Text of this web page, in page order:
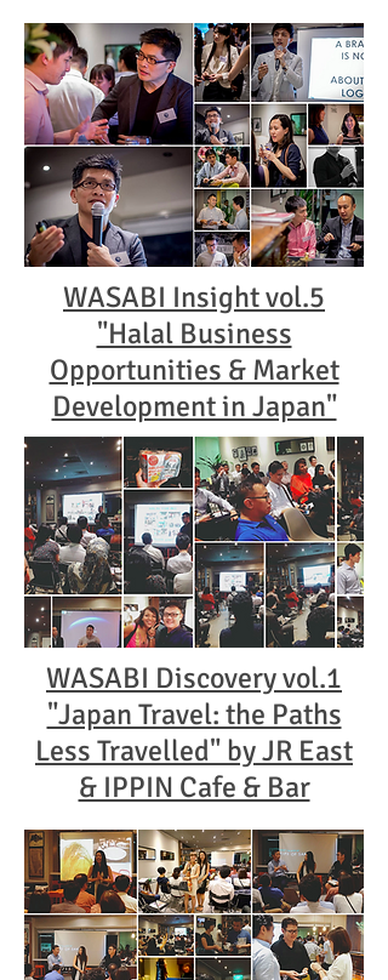
WASABI Discovery vol.1
"Japan Travel: the Paths
Less Travelled" by JR East
& IPPIN Cafe & Bar
WASABI Insight vol.5
"Halal Business
Opportunities & Market
Development in Japan"